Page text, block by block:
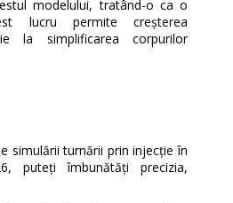
modelului, tratând-o ca o
lucru permite creșterea
la simplificarea corpurilor
simulării turnării prin injecție în
puteți îmbunătăți precizia,